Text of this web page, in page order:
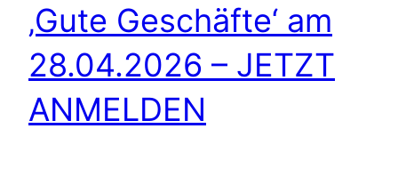
‚Gute Geschäfte‘ am
28.04.2026 – JETZT
ANMELDEN